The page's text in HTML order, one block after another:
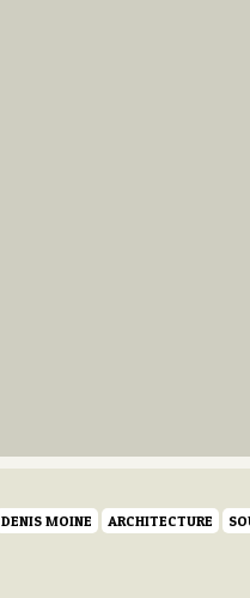
DENIS MOINE ARCHITECTURE